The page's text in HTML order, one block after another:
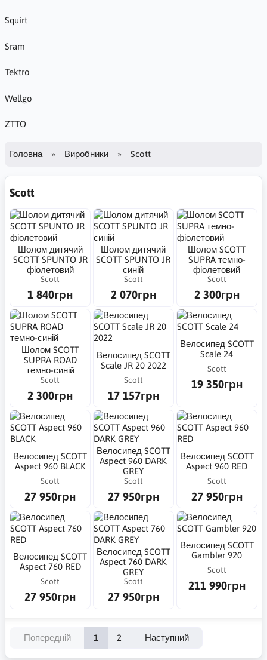
Squirt
Sram
Tektro
Wellgo
ZTTO
Головна Виробники Scott
Scott
Шолом дитячий
SCOTT SPUNTO JR
фіолетовий
Scott
1 840грн
Шолом дитячий
SCOTT SPUNTO JR
синій
Scott
2 070грн
Шолом SCOTT
SUPRA темно-
фіолетовий
Scott
2 300грн
Шолом SCOTT
SUPRA ROAD
темно-синій
Scott
2 300грн
Велосипед SCOTT
Scale JR 20 2022
Scott
17 157грн
Велосипед SCOTT
Scale 24
Scott
19 350грн
Велосипед SCOTT
Aspect 960 BLACK
Scott
27 950грн
Велосипед SCOTT
Aspect 960 DARK
GREY
Scott
27 950грн
Велосипед SCOTT
Aspect 960 RED
Scott
27 950грн
Велосипед SCOTT
Aspect 760 RED
Scott
27 950грн
Велосипед SCOTT
Aspect 760 DARK
GREY
Scott
27 950грн
Велосипед SCOTT
Gambler 920
Scott
211 990грн
Попередній 1 2 Наступний